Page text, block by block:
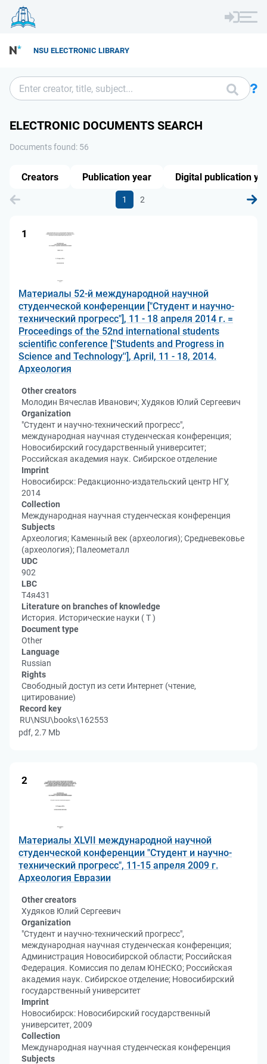
NSU ELECTRONIC LIBRARY
ELECTRONIC DOCUMENTS SEARCH
Documents found: 56
1 2
1
Материалы 52-й международной научной
студенческой конференции ["Студент и научно-
технический прогресс"], 11 - 18 апреля 2014 г. =
Proceedings of the 52nd international students
scientific conference [''Students and Progress in
Science and Technology''], April, 11 - 18, 2014.
Археология
Other creators
Молодин Вячеслав Иванович; Худяков Юлий Сергеевич
Organization
"Студент и научно-технический прогресс",
международная научная студенческая конференция;
Новосибирский государственный университет;
Российская академия наук. Сибирское отделение
Imprint
Новосибирск: Редакционно-издательский центр НГУ,
2014
Collection
Международная научная студенческая конференция
Subjects
Археология; Каменный век (археология); Средневековье
(археология); Палеометалл
UDC
902
LBC
Т4я431
Literature on branches of knowledge
История. Исторические науки ( Т )
Document type
Other
Language
Russian
Rights
Свободный доступ из сети Интернет (чтение,
цитирование)
Record key
RU\NSU\books\162553
pdf, 2.7 Mb
2
Материалы XLVII международной научной
студенческой конференции "Студент и научно-
технический прогресс", 11-15 апреля 2009 г.
Археология Евразии
Other creators
Худяков Юлий Сергеевич
Organization
"Студент и научно-технический прогресс",
международная научная студенческая конференция;
Администрация Новосибирской области; Российская
Федерация. Комиссия по делам ЮНЕСКО; Российская
академия наук. Сибирское отделение; Новосибирский
государственный университет
Imprint
Новосибирск: Новосибирский государственный
университет, 2009
Collection
Международная научная студенческая конференция
Subjects
Creators Publication year Digital publication